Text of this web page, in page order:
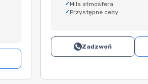
Miła atmosfera
Przystępne ceny
Zadzwoń